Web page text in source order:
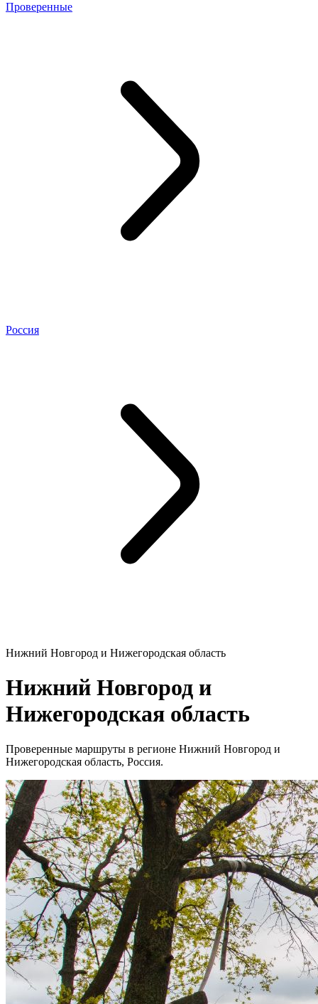
Проверенные
Россия
Нижний Новгород и Нижегородская область
Нижний Новгород и
Нижегородская область
Проверенные маршруты в регионе Нижний Новгород и
Нижегородская область, Россия.